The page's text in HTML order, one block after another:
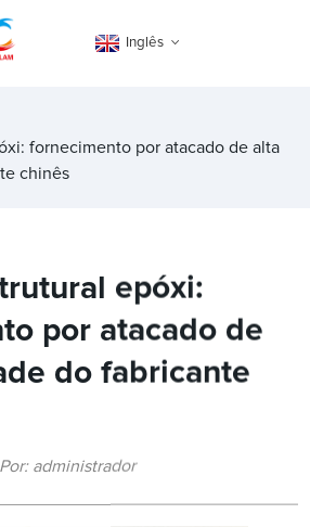
Inglês
fornecimento por atacado de alta
chinês
epóxi:
por atacado de
do fabricante
administrador